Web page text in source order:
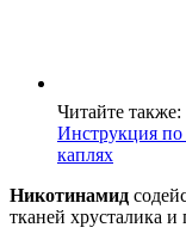
Читайте также:
Инструкция
каплях
Никотинамид
тканей хрусталика и